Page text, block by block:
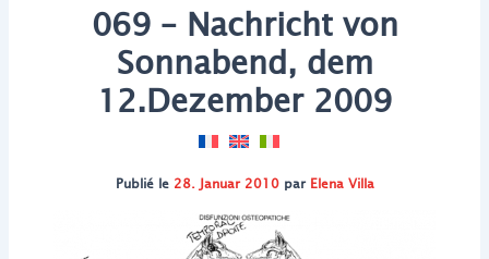
069 – Nachricht von
Sonnabend, dem
12.Dezember 2009
Publié le 28. Januar 2010par Elena Villa